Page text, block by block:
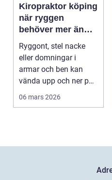
Kiropraktor köping
när ryggen
behöver mer än
vila
Ryggont, stel nacke
eller domningar i
armar och ben kan
vända upp och ner på
vardagen. Många
06 mars 2026